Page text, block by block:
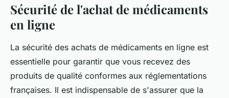
Sécurité de l'achat de médicaments
en ligne
La sécurité des achats de médicaments en ligne est
essentielle pour garantir que vous recevez des
produits de qualité conformes aux réglementations
françaises. Il est indispensable de s'assurer que la